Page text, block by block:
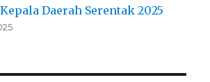
Daerah Serentak 2025